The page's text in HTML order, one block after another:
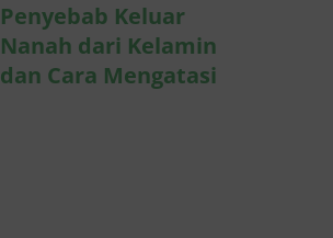
Penyebab Keluar
Nanah dari Kelamin
dan Cara Mengatasi